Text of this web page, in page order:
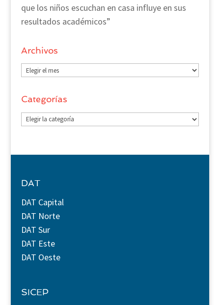
que los niños escuchan en casa influye en sus
resultados académicos”
Archivos
Archivos
Categorías
Categorías
DAT
DAT Capital
DAT Norte
DAT Sur
DAT Este
DAT Oeste
SICEP